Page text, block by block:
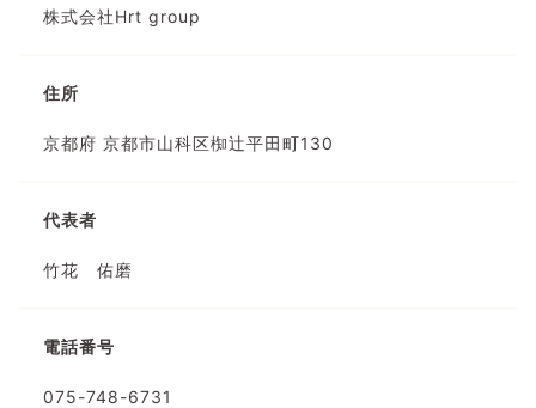
株式会社Hrt group
住所
京都府 京都市山科区椥辻平田町130
代表者
竹花 佑磨
電話番号
075-748-6731